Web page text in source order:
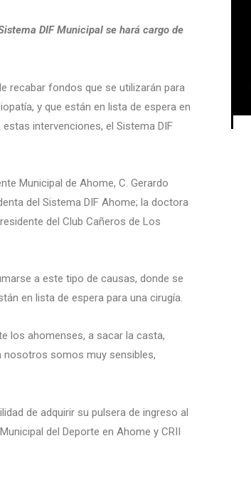
DIF Municipal se hará cargo de
recabar fondos que se utilizarán para
y que están en lista de espera en
intervenciones, el Sistema DIF
Municipal de Ahome, C. Gerardo
del Sistema DIF Ahome; la doctora
del Club Cañeros de Los
a este tipo de causas, donde se
en lista de espera para una cirugía.
los ahomenses, a sacar la casta,
nosotros somos muy sensibles,
de adquirir su pulsera de ingreso al
del Deporte en Ahome y CRII